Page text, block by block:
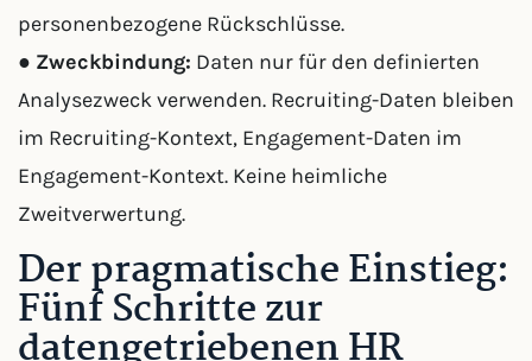
personenbezogene Rückschlüsse.
● Zweckbindung: Daten nur für den definierten
Analysezweck verwenden. Recruiting-Daten bleiben
im Recruiting-Kontext, Engagement-Daten im
Engagement-Kontext. Keine heimliche
Zweitverwertung.
Der pragmatische Einstieg:
Fünf Schritte zur